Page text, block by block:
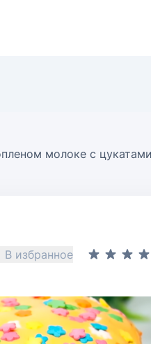
молоке с цукатами
В избранное